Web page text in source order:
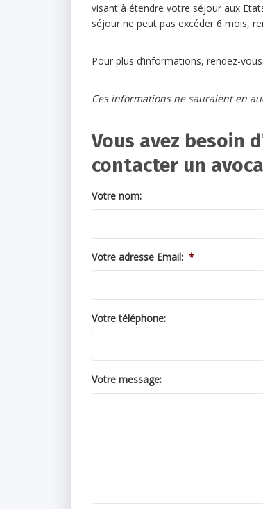
visant à étendre votre séjour aux
séjour ne peut pas excéder 6 mois,
Pour plus d’informations, rendez-
Ces informations ne sauraient en
Vous avez besoin
contacter un
Votre nom:
Votre adresse Email: *
Votre téléphone:
Votre message: